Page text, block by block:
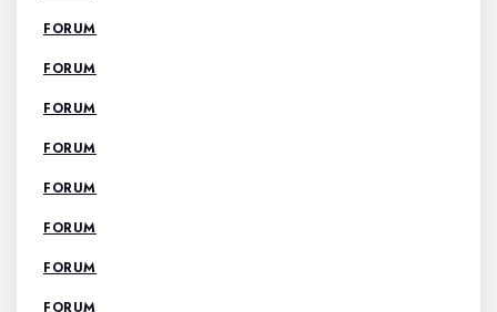
FORUM
FORUM
FORUM
FORUM
FORUM
FORUM
FORUM
FORUM